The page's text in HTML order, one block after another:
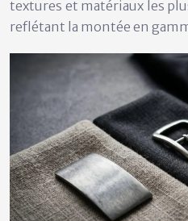
textures et matériaux les
reflétant la montée en